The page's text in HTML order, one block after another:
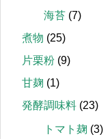
海苔 (7)
煮物 (25)
片栗粉 (9)
甘麹 (1)
発酵調味料 (23)
トマト麹 (3)